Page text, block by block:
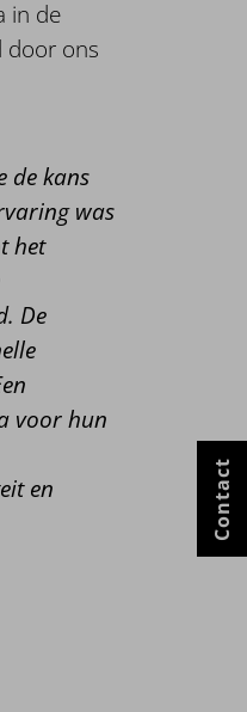
in de
door ons
de kans
was
het
De
voor hun
en
Contact